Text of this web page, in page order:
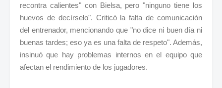
recontra calientes" con Bielsa, pero "ninguno tiene los
huevos de decírselo". Criticó la falta de comunicación
del entrenador, mencionando que "no dice ni buen día ni
buenas tardes; eso ya es una falta de respeto". Además,
insinuó que hay problemas internos en el equipo que
afectan el rendimiento de los jugadores.